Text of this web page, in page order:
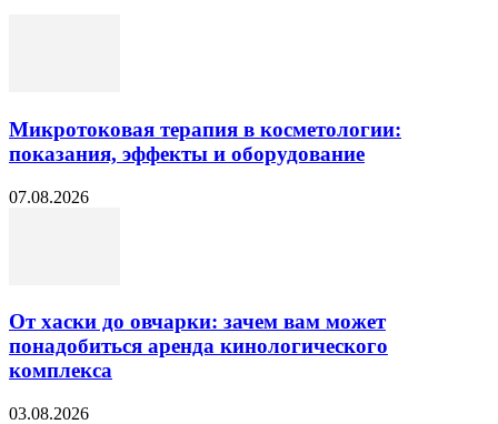
Микротоковая терапия в косметологии:
показания, эффекты и оборудование
07.08.2026
От хаски до овчарки: зачем вам может
понадобиться аренда кинологического
комплекса
03.08.2026